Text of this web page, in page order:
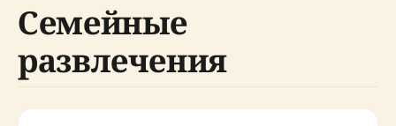
Семейные
развлечения